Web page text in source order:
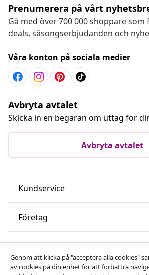
Prenumerera på vårt
Gå med över 700 000 shoppare som
deals, säsongserbjudanden och
Våra konton på sociala medier
Avbryta avtalet
Skicka in en begäran om uttag för
Avbryta avtalet
Kundservice
Företag
vidaXL
Genom att klicka på "acceptera alla cookies"
av cookies på din enhet för att förbättra